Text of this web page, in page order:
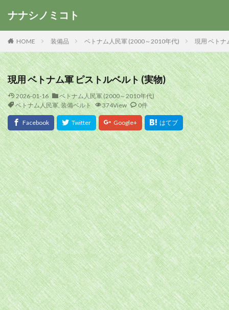
ナナシノミコト
HOME 装備品 ベトナム人民軍 (2000～2010年代) 現用 ベトナ
現用 ベトナム軍 ピストルベルト (実物)
2026-01-16
ベトナム人民軍 (2000～2010年代)
ベトナム人民軍,装備ベルト 374View 0件